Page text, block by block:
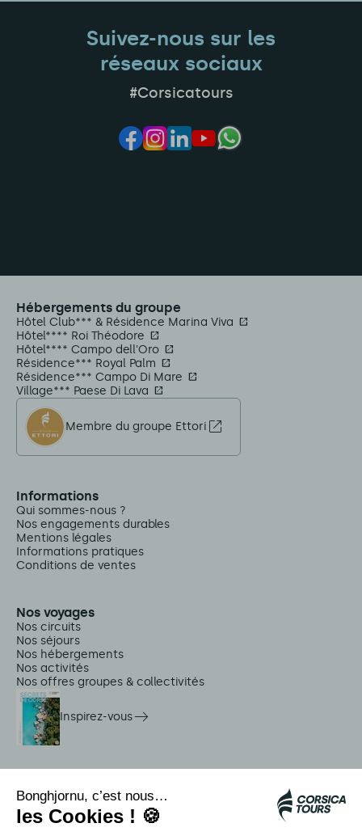
Suivez-nous sur les
réseaux sociaux
#Corsicatours
Hébergements du groupe
Hôtel Club*** & Résidence Marina Viva
Hôtel**** Roi Théodore
Hôtel**** Campo dell'Oro
Résidence*** Royal Palm
Résidence*** Campo Di Mare
Village*** Paese Di Lava
Membre du groupe Ettori
Informations
Qui sommes-nous ?
Nos engagements durables
Mentions légales
Informations pratiques
Conditions de ventes
Nos voyages
Nos circuits
Nos séjours
Nos hébergements
Nos activités
Nos offres groupes & collectivités
Inspirez-vous
Navettes Citadina
Alerte méduse
Autocars rapides bleus